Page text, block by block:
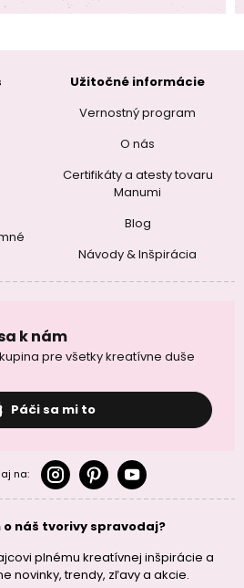
Užitočné informácie
Vernostný program
O nás
Certifikáty a atesty tovaru
Manumi
Blog
Návody & Inšpirácia
k nám
pre všetky kreatívne duše
Páči sa mi to
na:
o náš tvorivy spravodaj?
plnému kreatívnej inšpirácie a
novinky, trendy, zľavy a akcie.